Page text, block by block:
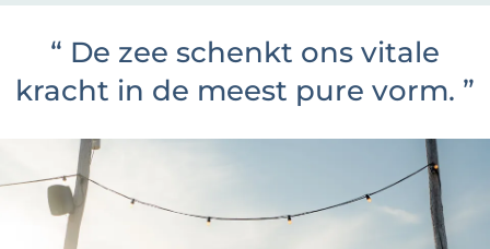
“ De zee schenkt ons vitale
kracht in de meest pure vorm. ”